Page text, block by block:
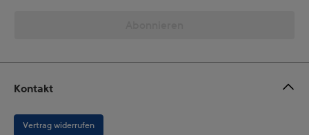
Kontakt
Vertrag widerrufen